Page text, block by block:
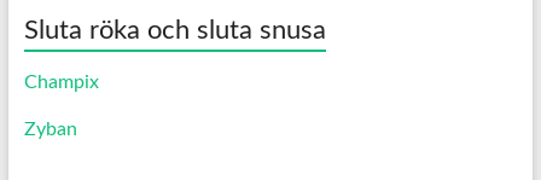
Sluta röka och sluta snusa
Champix
Zyban